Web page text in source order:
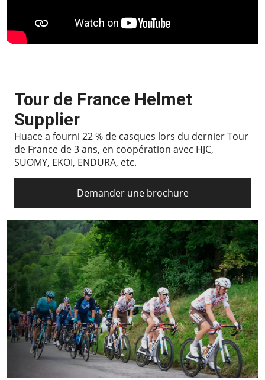
Tour de France Helmet
Supplier
Huace a fourni 22 % de casques lors du dernier Tour
de France de 3 ans, en coopération avec HJC,
SUOMY, EKOI, ENDURA, etc.
Demander une brochure